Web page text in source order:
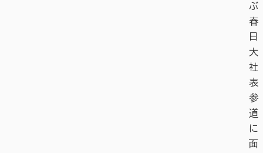
ぶ
春
日
大
社
表
参
道
に
面